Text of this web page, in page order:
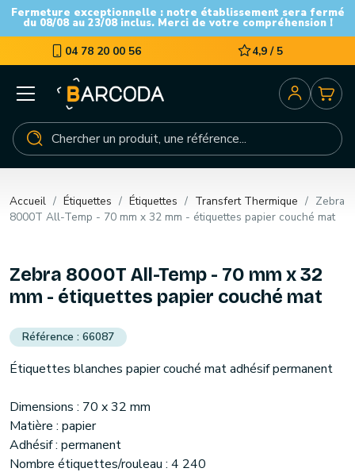
Fermeture exceptionnelle : notre établissement sera fermé
du 08/08 au 23/08 inclus. Merci de votre compréhension !
04 78 20 00 56 4,9 / 5
Accueil Étiquettes Étiquettes Transfert Thermique
Zebra
8000T All-Temp - 70 mm x 32 mm - étiquettes papier couché mat
Zebra 8000T All-Temp - 70 mm x 32
mm - étiquettes papier couché mat
66087
Étiquettes blanches papier couché mat adhésif permanent
Dimensions : 70 x 32 mm
Matière : papier
Adhésif : permanent
Nombre étiquettes/rouleau : 4 240